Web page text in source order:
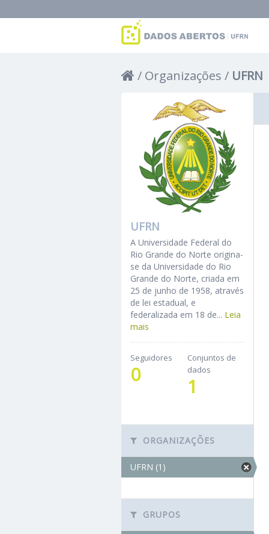
Organizações UFRN
UFRN
A Universidade Federal do
Rio Grande do Norte origina-
se da Universidade do Rio
Grande do Norte, criada em
25 de junho de 1958, através
de lei estadual, e
federalizada em 18 de... Leia
mais
Seguidores
0
Conjuntos de
dados
1
ORGANIZAÇÕES
UFRN (1)
GRUPOS